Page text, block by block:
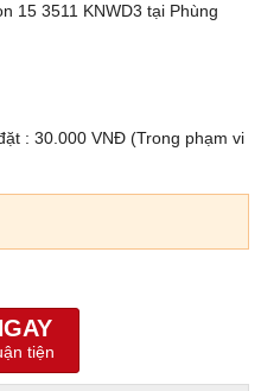
15 3511 KNWD3 tại Phùng
: 30.000 VNĐ (Trong phạm vi
tiện